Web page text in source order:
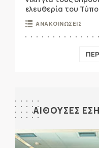
ελευθερία του
ΑΝΑΚΟΙΝΩΣΕΙΣ
ΑΙΘΟΥΣΕΣ